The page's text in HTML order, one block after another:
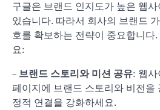
구글은 브랜드 인지도가 높은 웹사
있습니다. 따라서 회사의 브랜드
호를 확보하는 전략이 중요합니다
요:
– 브랜드 스토리와 미션 공유: 웹사
페이지에 브랜드 스토리와 비전을
정적 연결을 강화하세요.